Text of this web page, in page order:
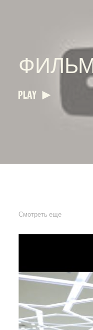
ФИЛЬМ
PLAY
Смотреть еще